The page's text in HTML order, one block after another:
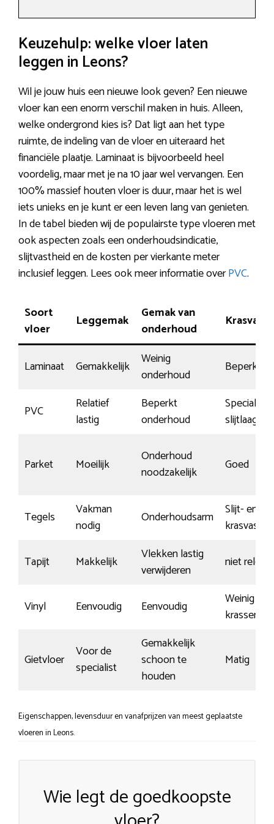
Keuzehulp: welke vloer laten
leggen in Leons?
Wil je jouw huis een nieuwe look geven? Een nieuwe
vloer kan een enorm verschil maken in huis. Alleen,
welke ondergrond kies is? Dat ligt aan het type
ruimte, de indeling van de vloer en uiteraard het
financiële plaatje. Laminaat is bijvoorbeeld heel
voordelig, maar met je na 10 jaar wel vervangen. Een
100% massief houten vloer is duur, maar het is wel
iets unieks en je kunt er een leven lang van genieten.
In de tabel bieden wij de populairste type vloeren met
ook aspecten zoals een onderhoudsindicatie,
slijtvastheid en de kosten per vierkante meter
inclusief leggen. Lees ook meer informatie overPVC.
Soort
vloer
Leggemak
Gemak van
onderhoud
Laminaat Gemakkelijk
Weinig
onderhoud
Beperkt
PVC
Relatief
lastig
Beperkt
onderhoud
Speciale
slijtlaag
Parket Moeilijk
Onderhoud
noodzakelijk
Goed
Tegels
Vakman
nodig
Onderhoudsarm
Slijt- en
krasvast
Tapijt
Makkelijk
Vlekken lastig
verwijderen
niet
Vinyl Eenvoudig Eenvoudig
Weinig
krassen
Gietvloer
Voor de
specialist
Gemakkelijk
schoon te
houden
Matig
Eigenschappen, levensduur en vanafprijzen van meest geplaatste
vloeren in Leons.
Wie legt de goedkoopste